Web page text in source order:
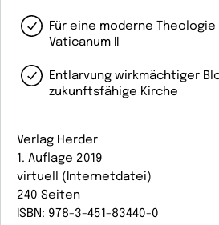
Für eine moderne
Vaticanum II
Entlarvung wirkmächtiger
zukunftsfähige Kirche
Verlag Herder
1. Auflage 2019
virtuell (Internetdatei)
240 Seiten
ISBN: 978-3-451-83440-0